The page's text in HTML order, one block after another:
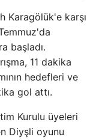
Karagölük'e karşı
başladı.
11 dakika
hedefleri ve
gol attı.
Kurulu üyeleri
Diyşli oyunu